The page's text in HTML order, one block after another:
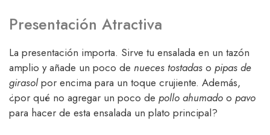
Presentación Atractiva
La presentación importa. Sirve tu ensalada en un tazón
amplio y añade un poco de nueces tostadas o pipas de
girasolpor encima para un toque crujiente. Además,
¿por qué no agregar un poco de pollo ahumado o pavo
para hacer de esta ensalada un plato principal?